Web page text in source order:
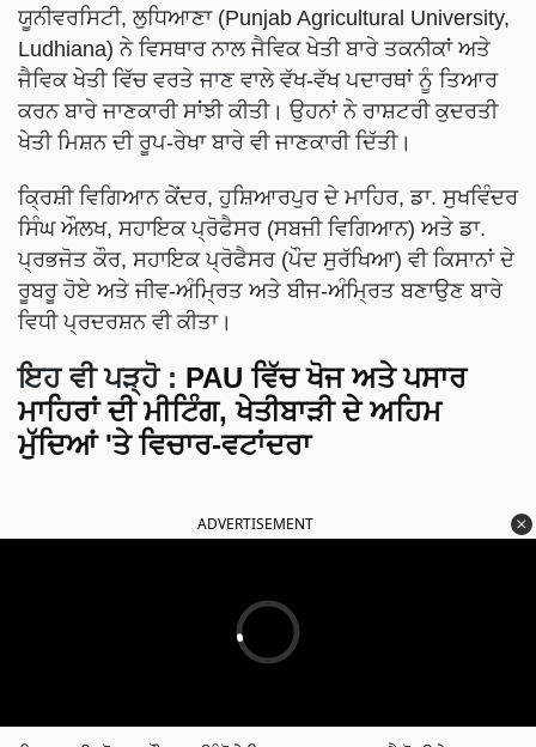
ਯੂਨੀਵਰਸਿਟੀ, ਲੁਧਿਆਣਾ (Punjab Agricultural University,
Ludhiana) ਨੇ ਵਿਸਥਾਰ ਨਾਲ ਜੈਵਿਕ ਖੇਤੀ ਬਾਰੇ ਤਕਨੀਕਾਂ ਅਤੇ
ਜੈਵਿਕ ਖੇਤੀ ਵਿੱਚ ਵਰਤੇ ਜਾਣ ਵਾਲੇ ਵੱਖ-ਵੱਖ ਪਦਾਰਥਾਂ ਨੂੰ ਤਿਆਰ
ਕਰਨ ਬਾਰੇ ਜਾਣਕਾਰੀ ਸਾਂਝੀ ਕੀਤੀ। ਉਹਨਾਂ ਨੇ ਰਾਸ਼ਟਰੀ ਕੁਦਰਤੀ
ਖੇਤੀ ਮਿਸ਼ਨ ਦੀ ਰੂਪ-ਰੇਖਾ ਬਾਰੇ ਵੀ ਜਾਣਕਾਰੀ ਦਿੱਤੀ।
ਕ੍ਰਿਸ਼ੀ ਵਿਗਿਆਨ ਕੇਂਦਰ, ਹੁਸ਼ਿਆਰਪੁਰ ਦੇ ਮਾਹਿਰ, ਡਾ. ਸੁਖਵਿੰਦਰ
ਸਿੰਘ ਔਲਖ, ਸਹਾਇਕ ਪ੍ਰੋਫੈਸਰ (ਸਬਜੀ ਵਿਗਿਆਨ) ਅਤੇ ਡਾ.
ਪ੍ਰਭਜੋਤ ਕੌਰ, ਸਹਾਇਕ ਪ੍ਰੋਫੈਸਰ (ਪੌਦ ਸੁਰੱਖਿਆ) ਵੀ ਕਿਸਾਨਾਂ ਦੇ
ਰੂਬਰੂ ਹੋਏ ਅਤੇ ਜੀਵ-ਅੰਮ੍ਰਿਤ ਅਤੇ ਬੀਜ-ਅੰਮ੍ਰਿਤ ਬਣਾਉਣ ਬਾਰੇ
ਵਿਧੀ ਪ੍ਰਦਰਸ਼ਨ ਵੀ ਕੀਤਾ।
ਇਹ ਵੀ ਪੜ੍ਹੋ : PAU ਵਿੱਚ ਖੋਜ ਅਤੇ ਪਸਾਰ
ਮਾਹਿਰਾਂ ਦੀ ਮੀਟਿੰਗ, ਖੇਤੀਬਾੜੀ ਦੇ ਅਹਿਮ
ਮੁੱਦਿਆਂ 'ਤੇ ਵਿਚਾਰ-ਵਟਾਂਦਰਾ